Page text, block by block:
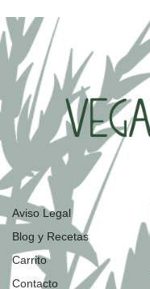
Aviso Legal
Blog y Recetas
Carrito
Contacto